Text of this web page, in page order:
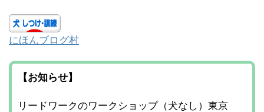
にほんブログ村
【お知らせ】
リードワークのワークショップ（犬なし）東京